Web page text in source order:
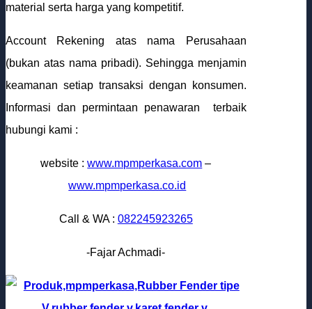
material serta harga yang kompetitif.
Account Rekening atas nama Perusahaan
(bukan atas nama pribadi). Sehingga menjamin
keamanan setiap transaksi dengan konsumen.
Informasi dan permintaan penawaran terbaik
hubungi kami :
website :www.mpmperkasa.com –
www.mpmperkasa.co.id
Call & WA : 082245923265
-Fajar Achmadi-